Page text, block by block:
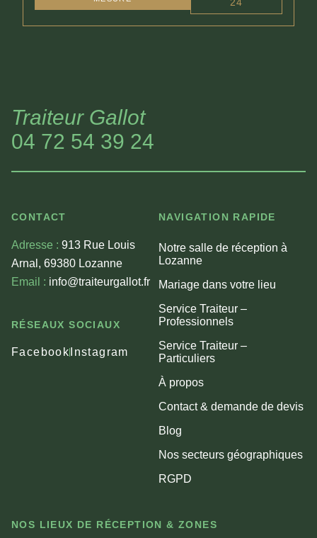
Traiteur Gallot
04 72 54 39 24
CONTACT
Adresse : 913 Rue Louis
Arnal, 69380 Lozanne
Email : info@traiteurgallot.fr
RÉSEAUX SOCIAUX
Facebook Instagram
NAVIGATION RAPIDE
Notre salle de réception à
Lozanne
Mariage dans votre lieu
Service Traiteur –
Professionnels
Service Traiteur –
Particuliers
À propos
Contact & demande de devis
Blog
Nos secteurs géographiques
RGPD
NOS LIEUX DE RÉCEPTION & ZONES